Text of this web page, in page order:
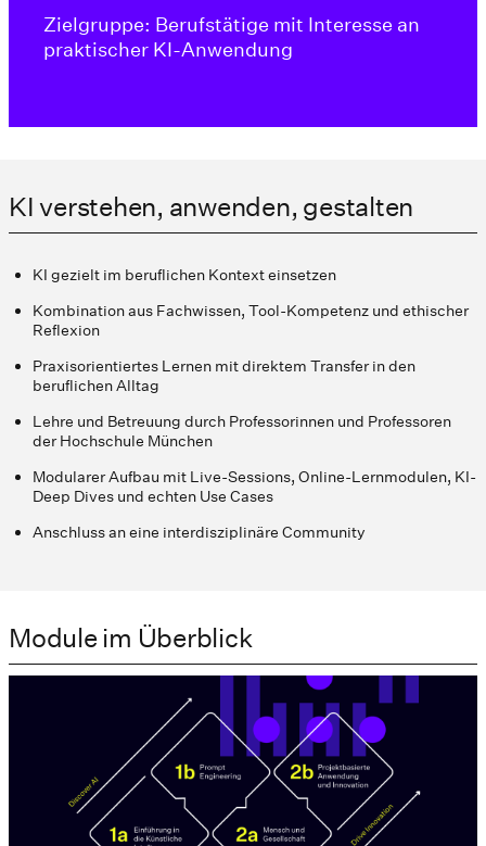
Zielgruppe: Berufstätige mit Interesse an
praktischer KI-Anwendung
KI verstehen, anwenden, gestalten
KI gezielt im beruflichen Kontext einsetzen
Kombination aus Fachwissen, Tool-Kompetenz und ethischer
Reflexion
Praxisorientiertes Lernen mit direktem Transfer in den
beruflichen Alltag
Lehre und Betreuung durch Professorinnen und Professoren
der Hochschule München
Modularer Aufbau mit Live-Sessions, Online-Lernmodulen, KI-
Deep Dives und echten Use Cases
Anschluss an eine interdisziplinäre Community
Module im Überblick